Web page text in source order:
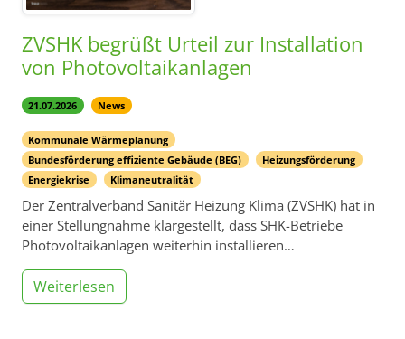
ZVSHK begrüßt Urteil zur Installation
von Photovoltaikanlagen
21.07.2026 News
Kommunale Wärmeplanung
Bundesförderung effiziente Gebäude (BEG)
Heizungsförderung
Energiekrise
Klimaneutralität
Der Zentralverband Sanitär Heizung Klima (ZVSHK) hat in
einer Stellungnahme klargestellt, dass SHK-Betriebe
Photovoltaikanlagen weiterhin installieren…
Weiterlesen